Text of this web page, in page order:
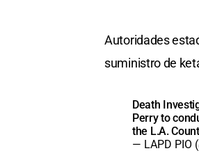
Autoridades
suministro de
Death
Perry to
the L.A.
— LAPD PIO